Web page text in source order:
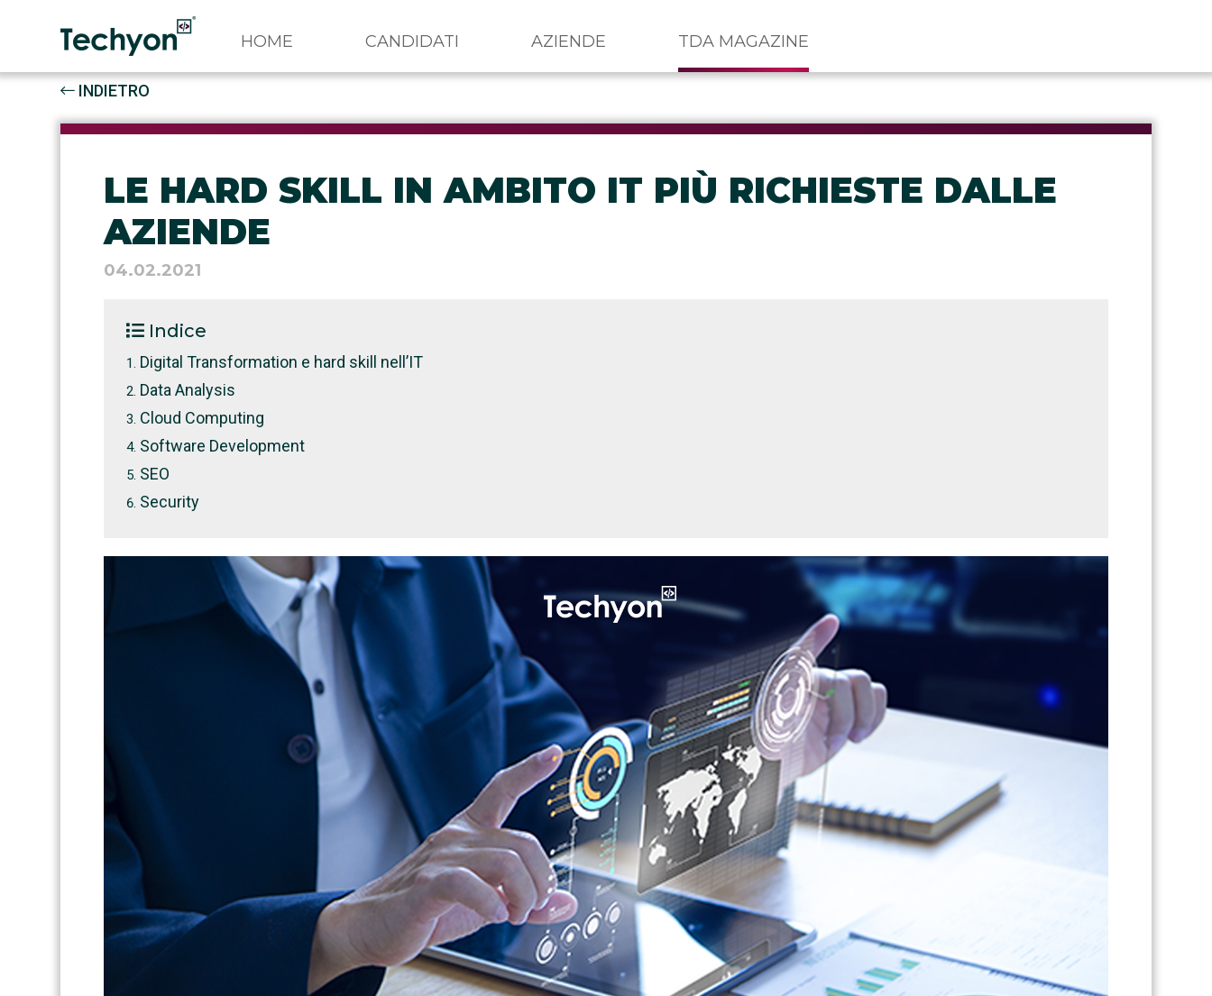
HOME CANDIDATI AZIENDE TDA MAGAZINE
INDIETRO
LE HARD SKILL IN AMBITO IT PIÙ RICHIESTE DALLE
AZIENDE
04.02.2021
Indice
Digital Transformation e hard skill nell’IT
Data Analysis
Cloud Computing
Software Development
SEO
Security